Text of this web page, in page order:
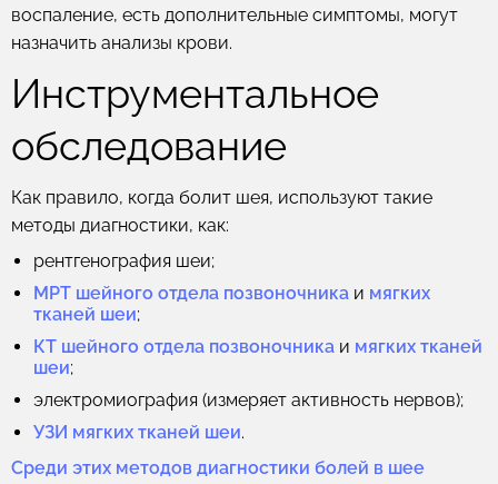
воспаление, есть дополнительные симптомы, могут
назначить анализы крови.
Инструментальное
обследование
Как правило, когда болит шея, используют такие
методы диагностики, как:
рентгенография шеи;
МРТ шейного отдела позвоночника и мягких
тканей шеи;
КТ шейного отдела позвоночника и мягких тканей
шеи;
электромиография (измеряет активность нервов);
УЗИ мягких тканей шеи.
Среди этих методов диагностики болей в шее